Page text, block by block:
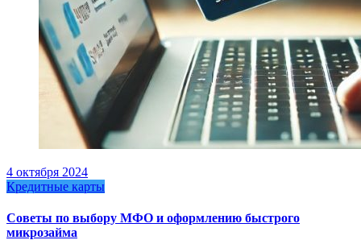
4 октября 2024
Кредитные карты
Советы по выбору МФО и оформлению быстрого
микрозайма